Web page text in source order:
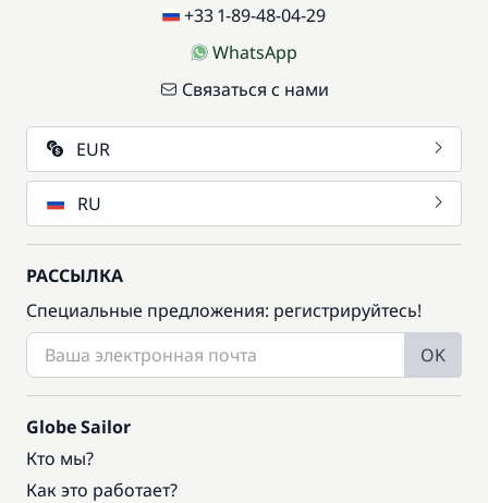
+33 1-89-48-04-29
WhatsApp
Связаться с нами
EUR
RU
РАССЫЛКА
Специальные предложения: регистрируйтесь!
OK
Globe Sailor
Кто мы?
Как это работает?